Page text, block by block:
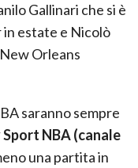
Gallinari che si è
estate e Nicolò
Orleans
saranno sempre
Sport NBA (canale
una partita in